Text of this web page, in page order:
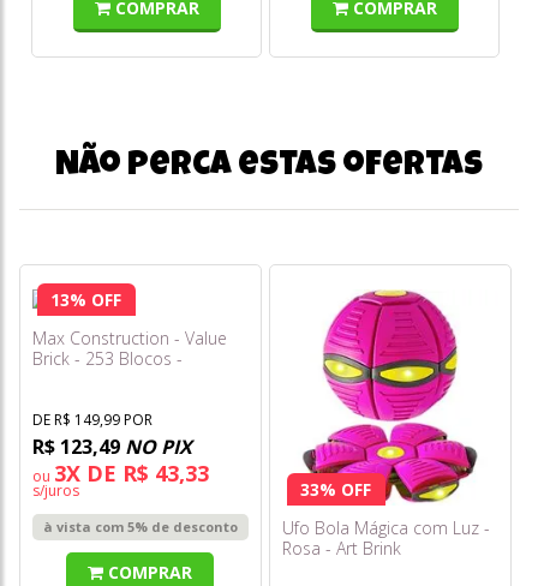
COMPRAR COMPRAR
Não perca estas ofertas
13% OFF
Max Construction - Value
Brick - 253 Blocos -
DE R$ 149,99 POR
R$ 123,49 NO PIX
ou 3X DE R$ 43,33
s/juros
à vista com 5% de desconto
COMPRAR
33% OFF
Ufo Bola Mágica com Luz -
Rosa - Art Brink